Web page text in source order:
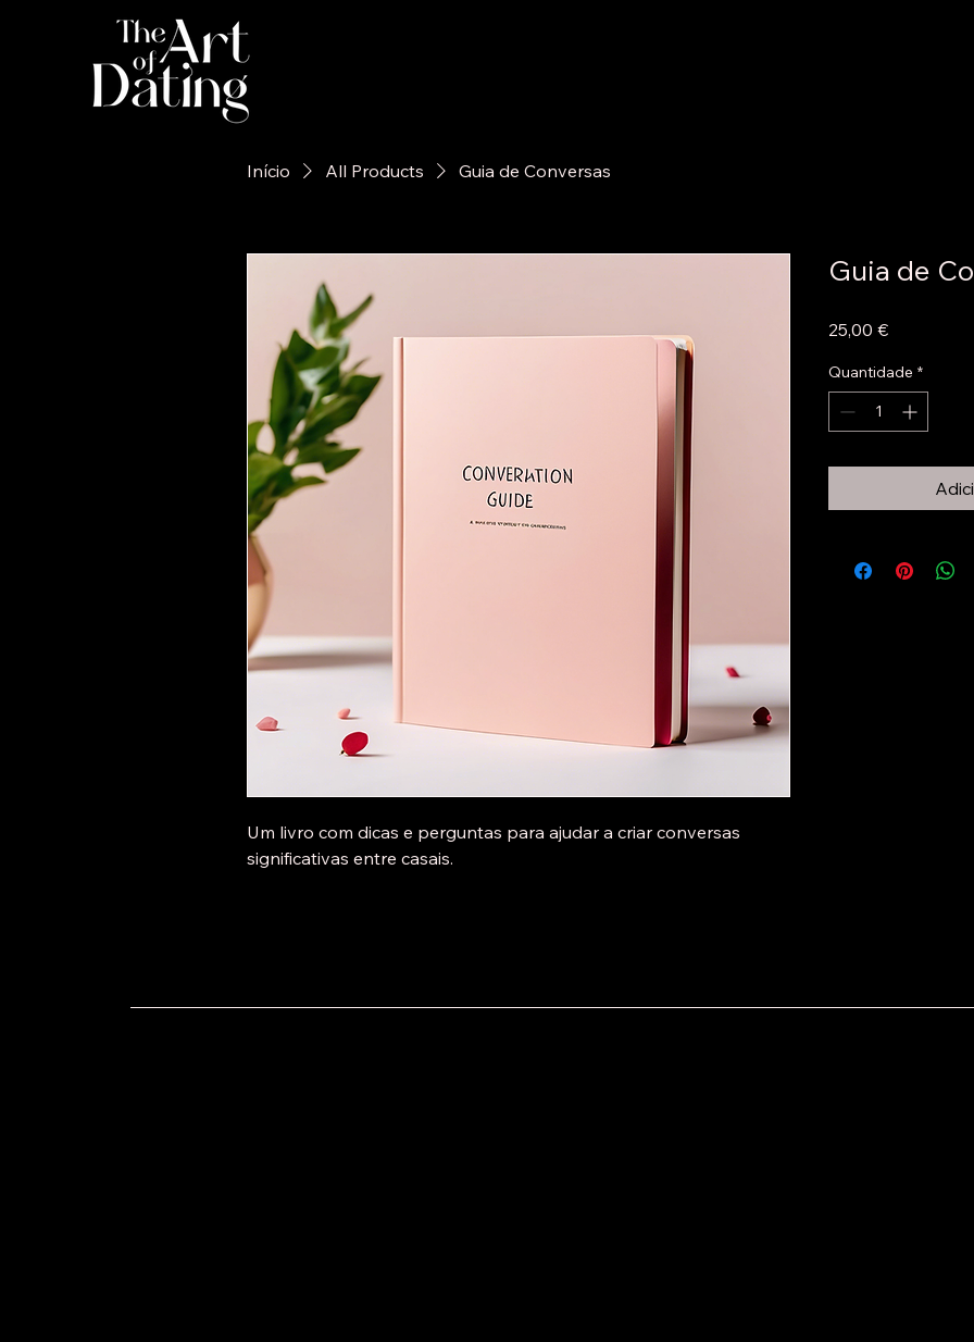
Início All Products Guia de Conversas
Um livro com dicas e perguntas para ajudar a criar conversas
significativas entre casais.
Guia de
25,00 €Preço
Quantidade *